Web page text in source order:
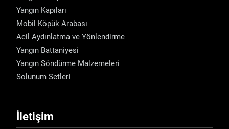
Yangın Kapıları
Mobil Köpük Arabası
Acil Aydınlatma ve Yönlendirme
Yangın Battaniyesi
Yangın Söndürme Malzemeleri
Solunum Setleri
İletişim